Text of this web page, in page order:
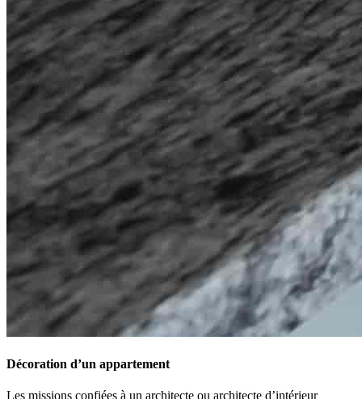
Décoration d’un appartement
Les missions confiées à un architecte ou architecte d’intérieur